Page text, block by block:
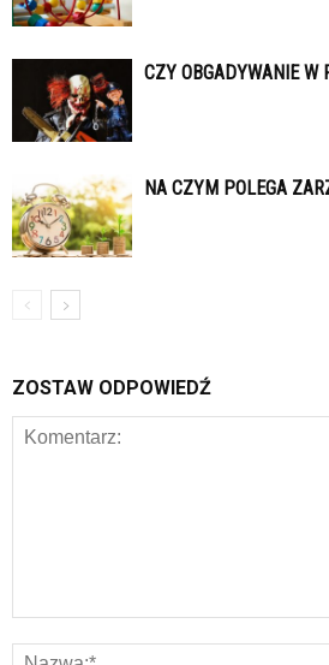
CZY OBGADYWANIE W
NA CZYM POLEGA
ZOSTAW ODPOWIEDŹ